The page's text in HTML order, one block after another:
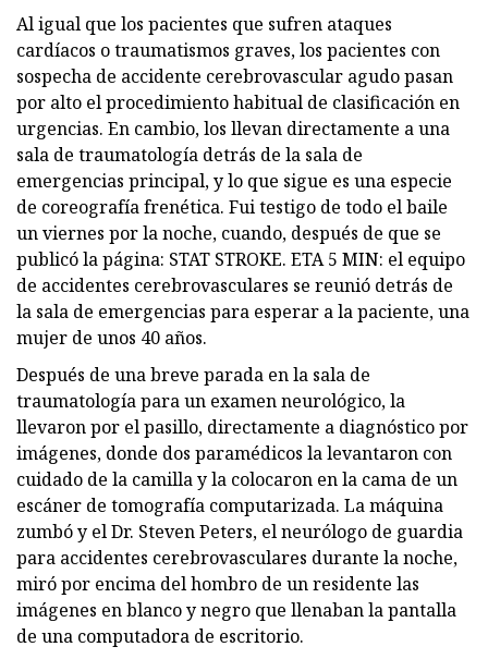
Al igual que los pacientes que sufren ataques
cardíacos o traumatismos graves, los pacientes con
sospecha de accidente cerebrovascular agudo pasan
por alto el procedimiento habitual de clasificación en
urgencias. En cambio, los llevan directamente a una
sala de traumatología detrás de la sala de
emergencias principal, y lo que sigue es una especie
de coreografía frenética. Fui testigo de todo el baile
un viernes por la noche, cuando, después de que se
publicó la página: STAT STROKE. ETA 5 MIN: el equipo
de accidentes cerebrovasculares se reunió detrás de
la sala de emergencias para esperar a la paciente, una
mujer de unos 40 años.
Después de una breve parada en la sala de
traumatología para un examen neurológico, la
llevaron por el pasillo, directamente a diagnóstico por
imágenes, donde dos paramédicos la levantaron con
cuidado de la camilla y la colocaron en la cama de un
escáner de tomografía computarizada. La máquina
zumbó y el Dr. Steven Peters, el neurólogo de guardia
para accidentes cerebrovasculares durante la noche,
miró por encima del hombro de un residente las
imágenes en blanco y negro que llenaban la pantalla
de una computadora de escritorio.